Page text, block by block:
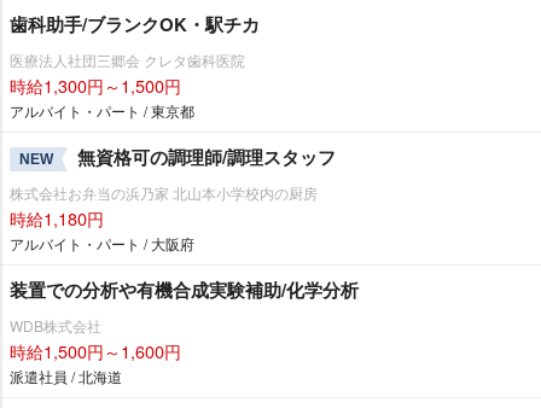
歯科助手/ブランクOK・駅チカ
医療法人社団三郷会 クレタ歯科医院
時給1,300円～1,500円
アルバイト・パート / 東京都
NEW 無資格可の調理師/調理スタッフ
株式会社お弁当の浜乃家 北山本小学校内の厨房
時給1,180円
アルバイト・パート / 大阪府
装置での分析や有機合成実験補助/化学分析
WDB株式会社
時給1,500円～1,600円
派遣社員 / 北海道